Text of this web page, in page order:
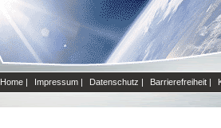
Home | Impressum | Datenschutz | Barrierefreiheit |